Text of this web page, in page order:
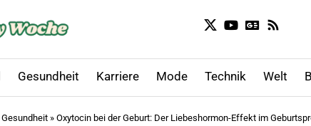
Gesundheit Karriere Mode Technik Welt
Gesundheit » Oxytocin bei der Geburt: Der Liebeshormon-Effekt im